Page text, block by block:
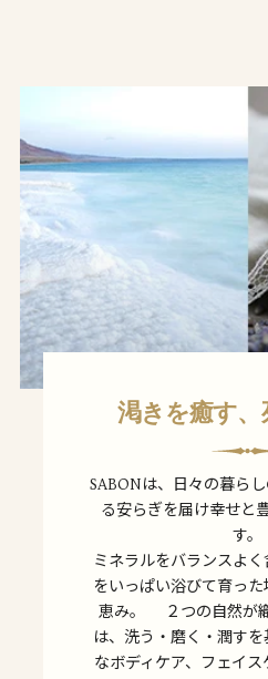
渇きを癒す、
SABONは、日々の暮ら
る安らぎを届け幸せと
す。
ミネラルをバランスよ
をいっぱい浴びて育っ
恵み。 ２つの自然が
は、洗う・磨く・潤す
なボディケア、フェイ